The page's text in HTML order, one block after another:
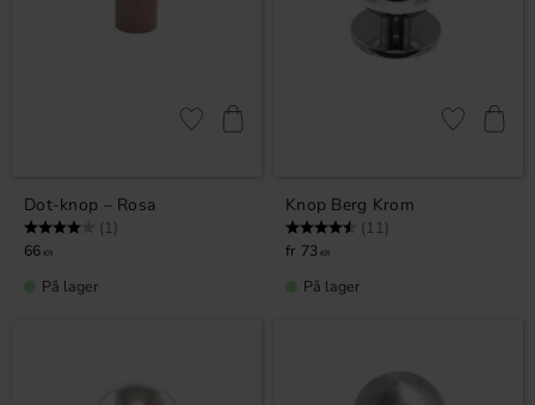
Dot-knop – Rosa
Vurdering: (1)
66 KR
Gem som favorit
På lager
Knop Berg Krom
Vurdering: (11)
73 KR
Gem som
På lager